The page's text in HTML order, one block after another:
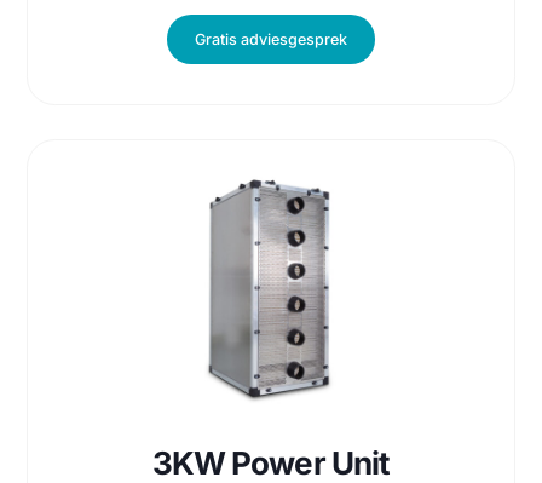
230 Volt ac
55 watt opgenomen vermogen
Meer informatie
Gratis adviesgesprek